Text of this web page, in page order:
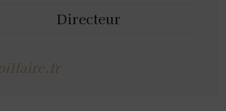
Directeur